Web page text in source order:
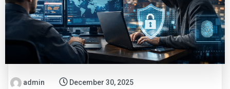
admin December 30, 2025